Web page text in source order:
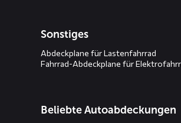
Sonstiges
Abdeckplane für Lastenfahrrad
Fahrrad-Abdeckplane für
Beliebte Autoabdeckungen